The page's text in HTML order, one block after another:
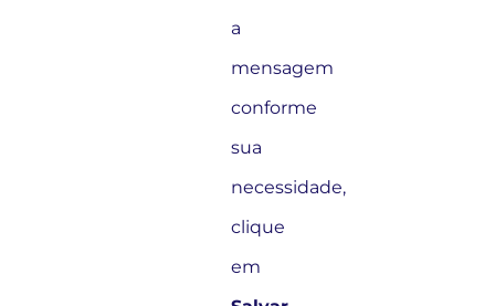
a
mensagem
conforme
sua
necessidade,
clique
em